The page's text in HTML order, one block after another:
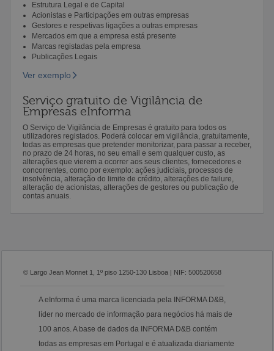
Estrutura Legal e de Capital
Acionistas e Participações em outras empresas
Gestores e respetivas ligações a outras empresas
Mercados em que a empresa está presente
Marcas registadas pela empresa
Publicações Legais
Ver exemplo
Serviço gratuito de Vigilância de
Empresas eInforma
O Serviço de Vigilância de Empresas é gratuito para todos os
utilizadores registados. Poderá colocar em vigilância, gratuitamente,
todas as empresas que pretender monitorizar, para passar a receber,
no prazo de 24 horas, no seu email e sem qualquer custo, as
alterações que vierem a ocorrer aos seus clientes, fornecedores e
concorrentes, como por exemplo: ações judiciais, processos de
insolvência, alteração do limite de crédito, alterações de failure,
alteração de acionistas, alterações de gestores ou publicação de
contas anuais.
© Largo Jean Monnet 1, 1º piso 1250-130 Lisboa | NIF: 500520658
A eInforma é uma marca licenciada pela INFORMA D&B,
líder no mercado de informação para negócios há mais de
100 anos. A base de dados da INFORMA D&B contém
todas as empresas em Portugal e é atualizada diariamente